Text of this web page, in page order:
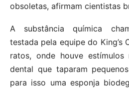
obsoletas, afirmam cientistas
A substância química
testada pela equipe do King’s
ratos, onde houve
dental que taparam
para isso uma esponja